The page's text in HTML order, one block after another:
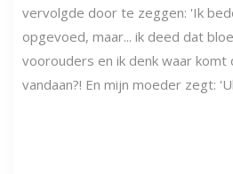
vervolgde door te zeggen: 'Ik
opgevoed, maar... ik deed dat
voorouders en ik denk waar komt
vandaan?! En mijn moeder zegt: